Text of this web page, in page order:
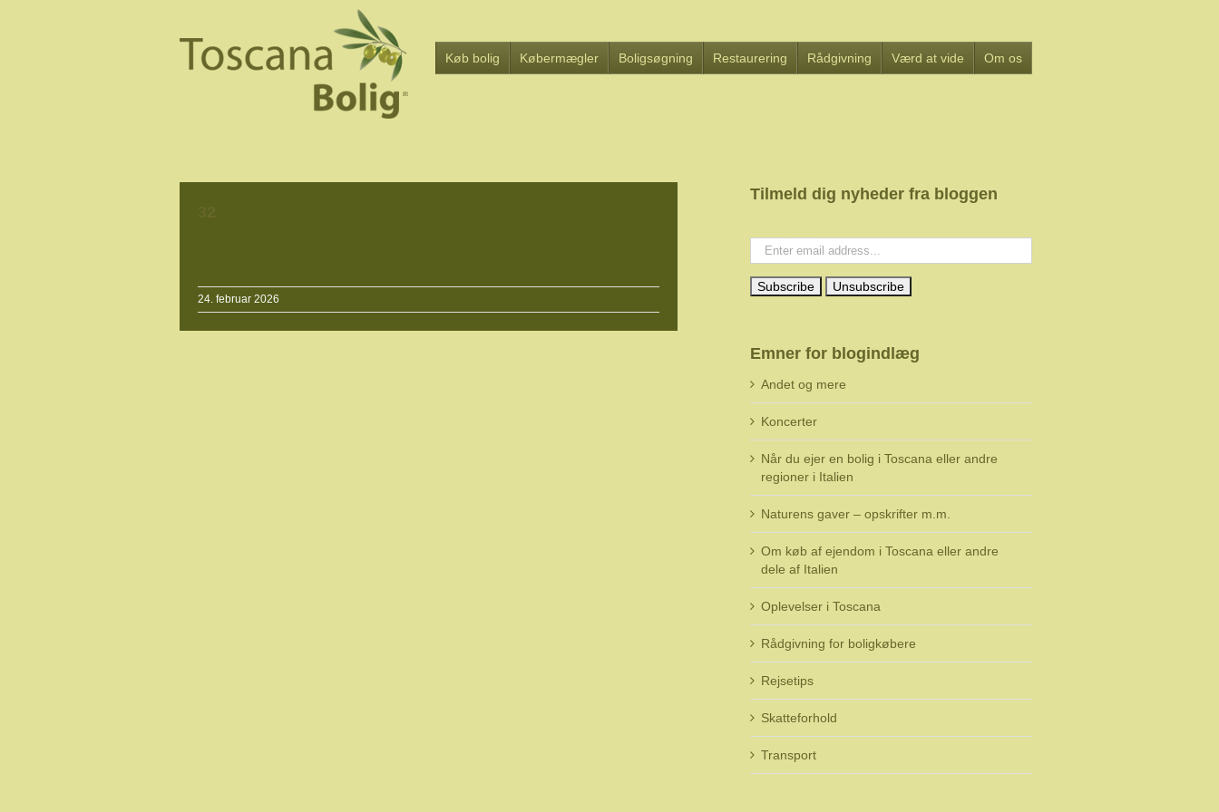
Køb bolig Købermægler Boligsøgning Restaurering Rådgivning Værd at vide Om os
24. februar 2026
Tilmeld dig nyheder fra bloggen
Emner for blogindlæg
Andet og mere
Koncerter
Når du ejer en bolig i Toscana eller andre
regioner i Italien
Naturens gaver – opskrifter m.m.
Om køb af ejendom i Toscana eller andre
dele af Italien
Oplevelser i Toscana
Rådgivning for boligkøbere
Rejsetips
Skatteforhold
Transport